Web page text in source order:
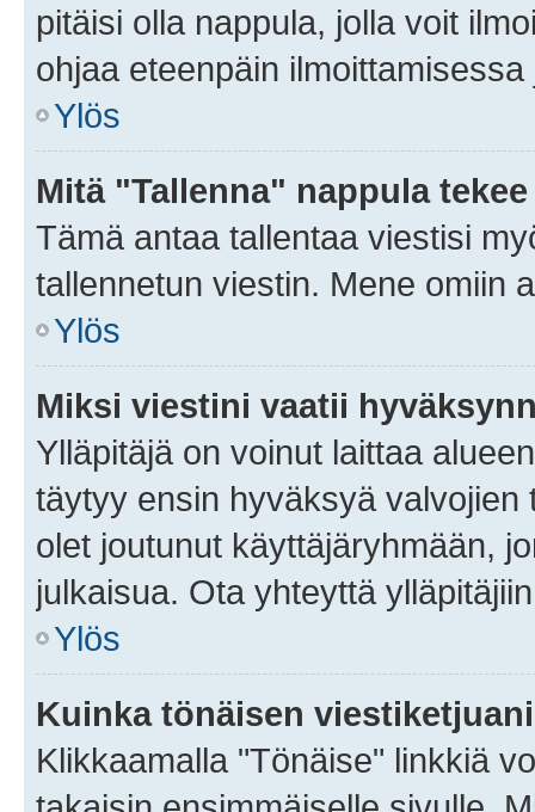
pitäisi olla nappula, jolla voit
ohjaa eteenpäin
Ylös
Mitä "Tallenna" nappula
Tämä antaa tallentaa viestisi
tallennetun viestin. Mene omiin
Ylös
Miksi viestini vaatii
Ylläpitäjä on voinut laittaa
täytyy ensin hyväksyä
olet joutunut käyttäjäryhmään,
julkaisua. Ota yhteyttä
Ylös
Kuinka tönäisen
Klikkaamalla "Tönäise" linkkiä